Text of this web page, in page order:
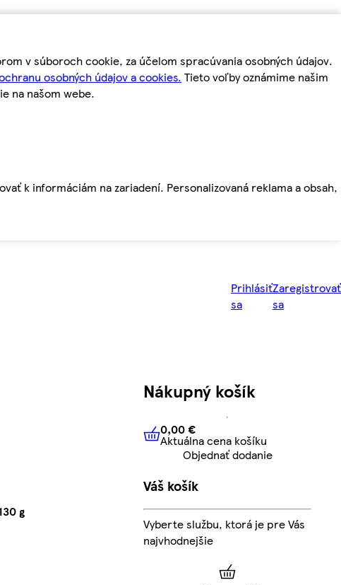
v súboroch cookie, za účelom spracúvania osobných údajov.
osobných údajov a cookies. Tieto voľby oznámime našim
na našom webe.
k informáciám na zariadení. Personalizovaná reklama a obsah,
Prihlásiť
sa
Zaregistrovať
sa
g
Nákupný košík
0,00 € Aktuálna cena košíku
0,00 €
Aktuálna cena košíku
Objednať dodanie
Váš košík
Vyberte službu, ktorá je pre Vás
najvhodnejšie